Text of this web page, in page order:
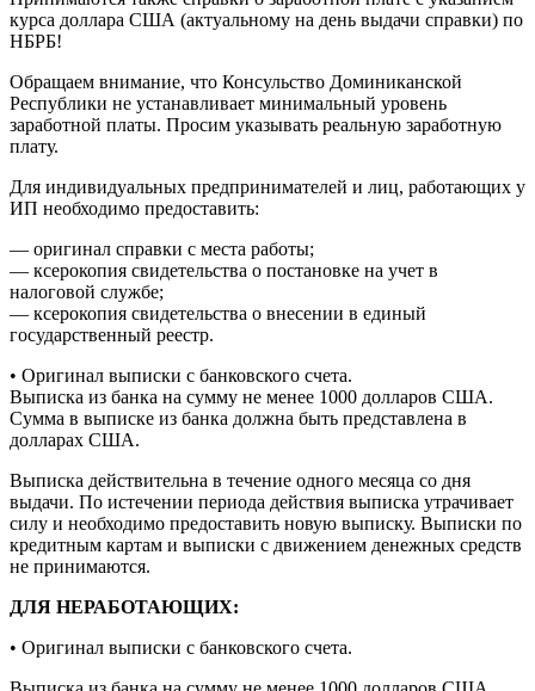
курса доллара США (актуальному на день выдачи справки) по
НБРБ!
Обращаем внимание, что Консульство Доминиканской
Республики не устанавливает минимальный уровень
заработной платы. Просим указывать реальную заработную
плату.
Для индивидуальных предпринимателей и лиц, работающих у
ИП необходимо предоставить:
— оригинал справки с места работы;
— ксерокопия свидетельства о постановке на учет в
налоговой службе;
— ксерокопия свидетельства о внесении в единый
государственный реестр.
• Оригинал выписки с банковского счета.
Выписка из банка на сумму не менее 1000 долларов США.
Сумма в выписке из банка должна быть представлена в
долларах США.
Выписка действительна в течение одного месяца со дня
выдачи. По истечении периода действия выписка утрачивает
силу и необходимо предоставить новую выписку. Выписки по
кредитным картам и выписки с движением денежных средств
не принимаются.
ДЛЯ НЕРАБОТАЮЩИХ:
• Оригинал выписки с банковского счета.